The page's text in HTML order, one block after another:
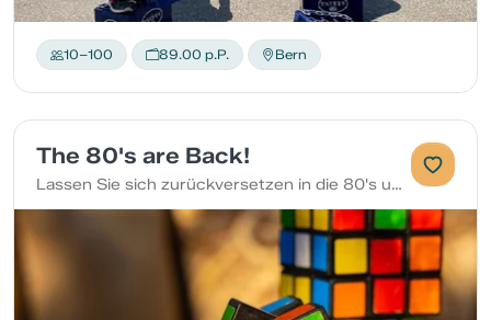
10–100 89.00 p.P. Bern
The 80's are Back!
Lassen Sie sich zurückversetzen in die 80's und schwelgen Sie in Erinnerungen an den verschiedenen Spielposten.